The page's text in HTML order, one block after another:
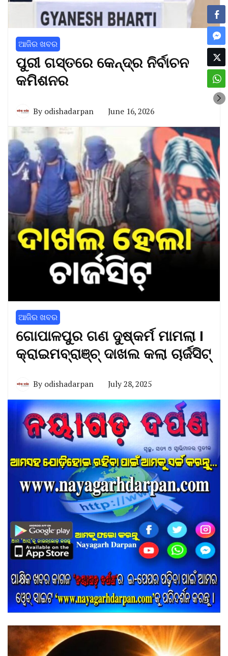
ଆଜିର ଖବର
ପୁରୀ ଗସ୍ତରେ କେନ୍ଦ୍ର ନିର୍ବାଚନ
କମିଶନର
By odishadarpan June 16, 2026
ଆଜିର ଖବର
ଗୋପାଳପୁର ଗଣ ଦୁଷ୍କର୍ମ ମାମଲା I
କ୍ରାଇମବ୍ରାଞ୍ଚ୍ ଦାଖଲ କଲା ଚାର୍ଜସିଟ୍
By odishadarpan July 28, 2025